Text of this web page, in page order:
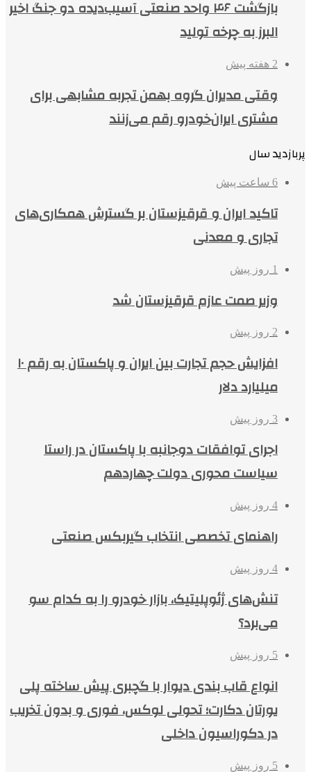
بازگشت ۴۶ واحد صنعتی آسیب‌دیده دو جنگ اخیر
البرز به چرخه تولید
2 هفته پیش
وقتی مدیران گروه بهمن تجربه مشابهی برای
مشتری ایران‌خودرو رقم می‌زنند
پربازدید سال
6 ساعت پیش
تاکید ایران و قرقیزستان بر گسترش همکاری‌های
تجاری و معدنی
1 روز پیش
وزیر صمت عازم قرقیزستان شد
2 روز پیش
افزایش حجم تجارت بین ایران و پاکستان به رقم ۱۰
میلیارد دلار
3 روز پیش
اجرای توافقات دوجانبه با پاکستان در راستا
سیاست محوری دولت چهاردهم
4 روز پیش
راهنمای تخصصی انتخاب گیربکس صنعتی
4 روز پیش
تنش‌های ژئوپلیتیک، بازار خودرو را به کدام سو
می‌برد؟
5 روز پیش
انواع قاب بندی دیوار با گچبری پیش ساخته پلی
یورتان دکارت؛ تحولی لوکس، فوری و بدون تخریب
در دکوراسیون داخلی
5 روز پیش